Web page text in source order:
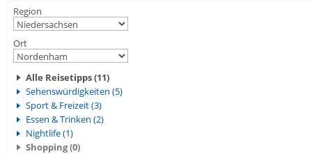
Region
Ort
Alle Reisetipps (11)
Sehenswürdigkeiten (5)
Sport & Freizeit (3)
Essen & Trinken (2)
Nightlife (1)
Shopping (0)